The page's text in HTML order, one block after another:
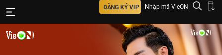
ĐĂNG KÝ VIP Nhập mã VieON